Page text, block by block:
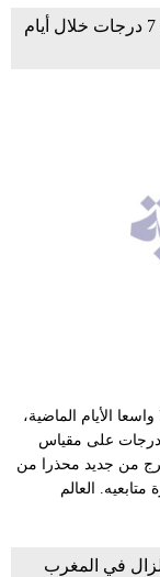
بيئة
عالِم الزلازل الهولندي يحذر من زلزال بقوة 7 درجات خلال أيام
الأيام الماضية،
بعد تنبؤه بوقوع زلزال المغرب الذي بلغت شدته 7 درجات على مقياس
من جديد محذرا من
العالم
في المغرب